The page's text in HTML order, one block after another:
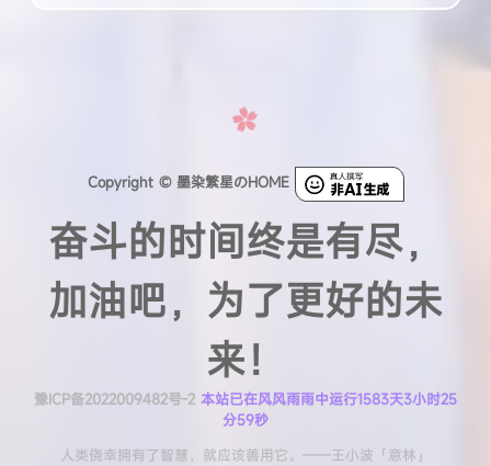
Copyright © 墨染繁星のHOME
奋斗的时间终是有尽，
加油吧，为了更好的未
来！
豫ICP备2022009482号-2 本站已在风风雨雨中运行1583天3小时26
分1秒
人类侥幸拥有了智慧，就应该善用它。——王小波「意林」